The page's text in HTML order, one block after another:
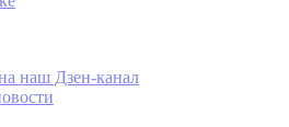
наш Дзен-канал